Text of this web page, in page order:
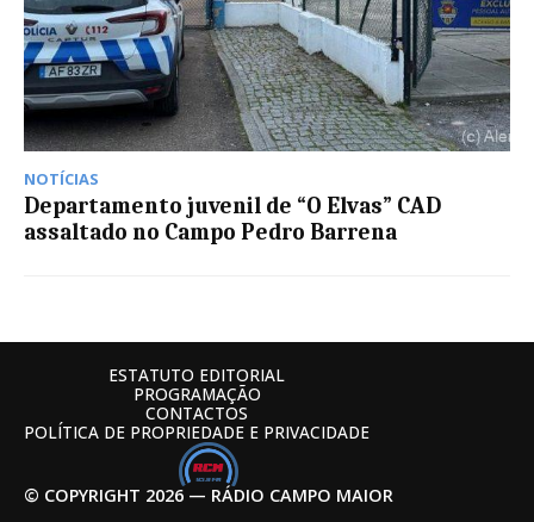
NOTÍCIAS
Departamento juvenil de “O Elvas” CAD
assaltado no Campo Pedro Barrena
© COPYRIGHT 2026 — RÁDIO CAMPO MAIOR
ESTATUTO EDITORIAL
PROGRAMAÇÃO
CONTACTOS
POLÍTICA DE PROPRIEDADE E PRIVACIDADE